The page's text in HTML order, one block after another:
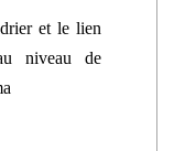
et le lien
niveau de